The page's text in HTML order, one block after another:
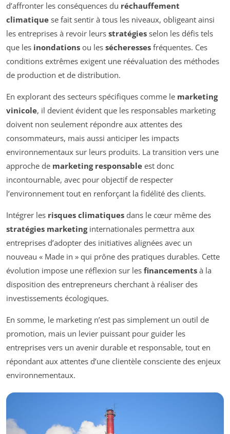
d’affronter les conséquences du réchauffement
climatique se fait sentir à tous les niveaux, obligeant ainsi
les entreprises à revoir leurs stratégies selon les défis tels
que les inondations ou les sécheresses fréquentes. Ces
conditions extrêmes exigent une réévaluation des méthodes
de production et de distribution.
En explorant des secteurs spécifiques comme le marketing
vinicole, il devient évident que les responsables marketing
doivent non seulement répondre aux attentes des
consommateurs, mais aussi anticiper les impacts
environnementaux sur leurs produits. La transition vers une
approche de marketing responsable est donc
incontournable, avec pour objectif de respecter
l’environnement tout en renforçant la fidélité des clients.
Intégrer les risques climatiques dans le cœur même des
stratégies marketinginternationales permettra aux
entreprises d’adopter des initiatives alignées avec un
nouveau « Made in » qui prône des pratiques durables. Cette
évolution impose une réflexion sur les financements à la
disposition des entrepreneurs cherchant à réaliser des
investissements écologiques.
En somme, le marketing n’est pas simplement un outil de
promotion, mais un levier puissant pour guider les
entreprises vers un avenir durable et responsable, tout en
répondant aux attentes d’une clientèle consciente des enjeux
environnementaux.